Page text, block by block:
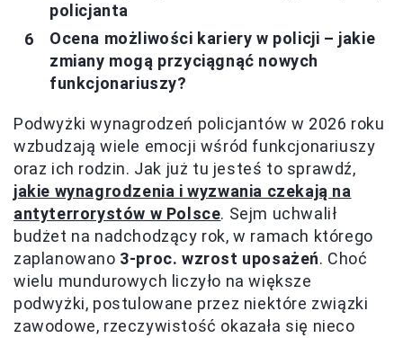
policjanta
Ocena możliwości kariery w policji – jakie
zmiany mogą przyciągnąć nowych
funkcjonariuszy?
Podwyżki wynagrodzeń policjantów w 2026 roku
wzbudzają wiele emocji wśród funkcjonariuszy
oraz ich rodzin. Jak już tu jesteś to sprawdź,
jakie wynagrodzenia i wyzwania czekają na
antyterrorystów w Polsce. Sejm uchwalił
budżet na nadchodzący rok, w ramach którego
zaplanowano 3-proc. wzrost uposażeń. Choć
wielu mundurowych liczyło na większe
podwyżki, postulowane przez niektóre związki
zawodowe, rzeczywistość okazała się nieco